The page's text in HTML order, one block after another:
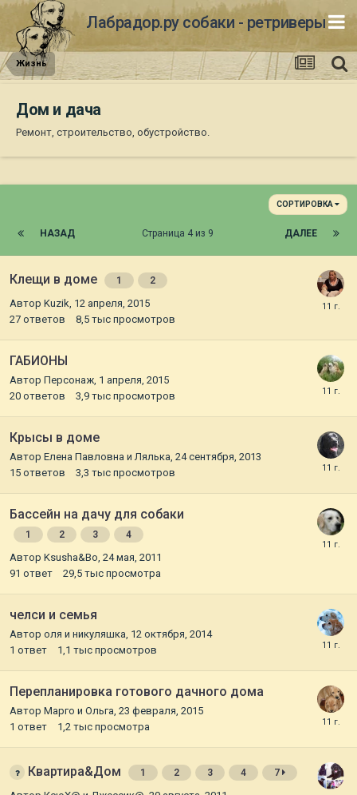
Лабрадор.ру собаки - ретриверы
Жизнь
Дом и дача
Ремонт, строительство, обустройство.
СОРТИРОВКА
НАЗАД ДАЛЕЕ
Страница 4 из 9
Клещи в доме 1 2
Автор Kuzik 12 апреля, 2015
27 ответов 8,5 тыс просмотров
ГАБИОНЫ
Автор Персонаж 1 апреля, 2015
20 ответов 3,9 тыс просмотров
Крысы в доме
Автор Елена Павловна и Лялька 24 сентября, 2013
15 ответов 3,3 тыс просмотров
Бассейн на дачу для собаки
1 2 3 4
Автор Ksusha&Bo 24 мая, 2011
91 ответ 29,5 тыс просмотра
челси и семья
Автор оля и никуляшка 12 октября, 2014
1 ответ 1,1 тыс просмотров
Перепланировка готового дачного дома
Автор Марго и Ольга 23 февраля, 2015
1 ответ 1,2 тыс просмотра
Квартира&Дом 1 2 3 4 7